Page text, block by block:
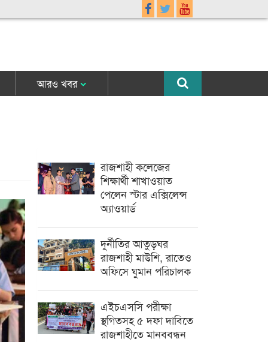
আরও খবর
রাজশাহী কলেজের
শিক্ষার্থী শাখাওয়াত
পেলেন স্টার এক্সিলেন্স
অ্যাওয়ার্ড
দুর্নীতির আতুড়ঘর
রাজশাহী মাউশি, রাতেও
অফিসে ঘুমান পরিচালক
এইচএসসি পরীক্ষা
স্থগিতসহ ৫ দফা দাবিতে
রাজশাহীতে মানববন্ধন